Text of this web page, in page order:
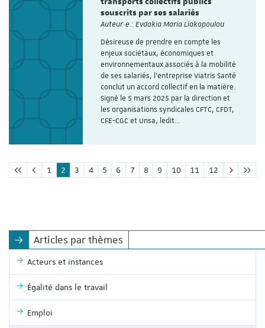
souscrits par ses salariés
Auteur·e : Evdokia Maria Liakopoulou
Désireuse de prendre en compte les
enjeux sociétaux, économiques et
environnementaux associés à la mobilité
de ses salariés, l’entreprise Viatris Santé
conclut un accord collectif en la matière.
Signé le 5 mars 2025 par la direction et
les organisations syndicales CFTC, CFDT,
CFE-CGC et Unsa, ledit…
1 2 3 4 5 6 7 8 9 10 11 12
Articles par thèmes
Acteurs et instances
Égalité dans le travail
Emploi